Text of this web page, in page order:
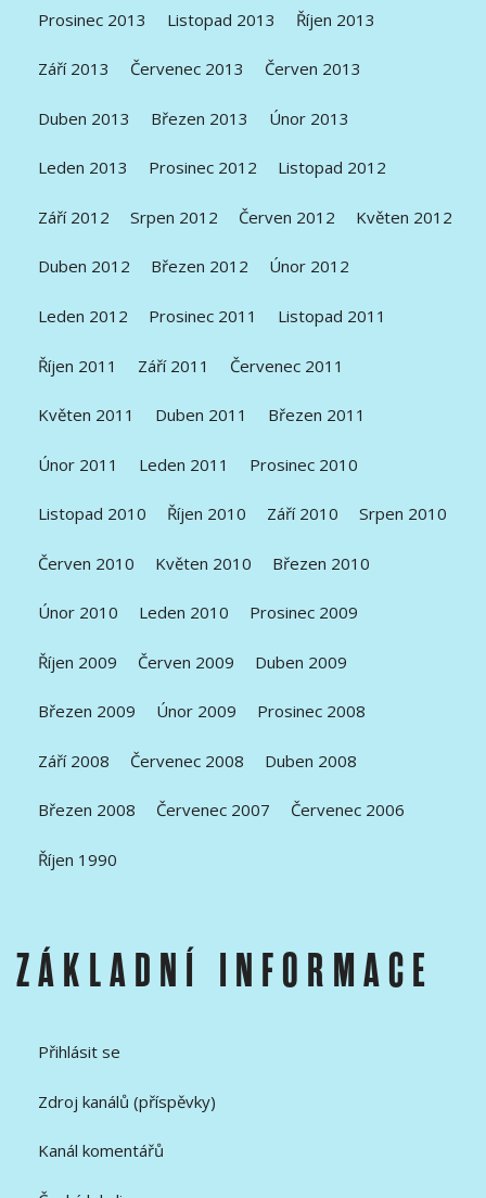
Prosinec 2013 Listopad 2013 Říjen 2013
Září 2013 Červenec 2013 Červen 2013
Duben 2013 Březen 2013 Únor 2013
Leden 2013 Prosinec 2012 Listopad 2012
Září 2012 Srpen 2012 Červen 2012 Květen 2012
Duben 2012 Březen 2012 Únor 2012
Leden 2012 Prosinec 2011 Listopad 2011
Říjen 2011 Září 2011 Červenec 2011
Květen 2011 Duben 2011 Březen 2011
Únor 2011 Leden 2011 Prosinec 2010
Listopad 2010 Říjen 2010 Září 2010 Srpen 2010
Červen 2010 Květen 2010 Březen 2010
Únor 2010 Leden 2010 Prosinec 2009
Říjen 2009 Červen 2009 Duben 2009
Březen 2009 Únor 2009 Prosinec 2008
Září 2008 Červenec 2008 Duben 2008
Březen 2008 Červenec 2007 Červenec 2006
Říjen 1990
ZÁKLADNÍ INFORMACE
Přihlásit se
Zdroj kanálů (příspěvky)
Kanál komentářů